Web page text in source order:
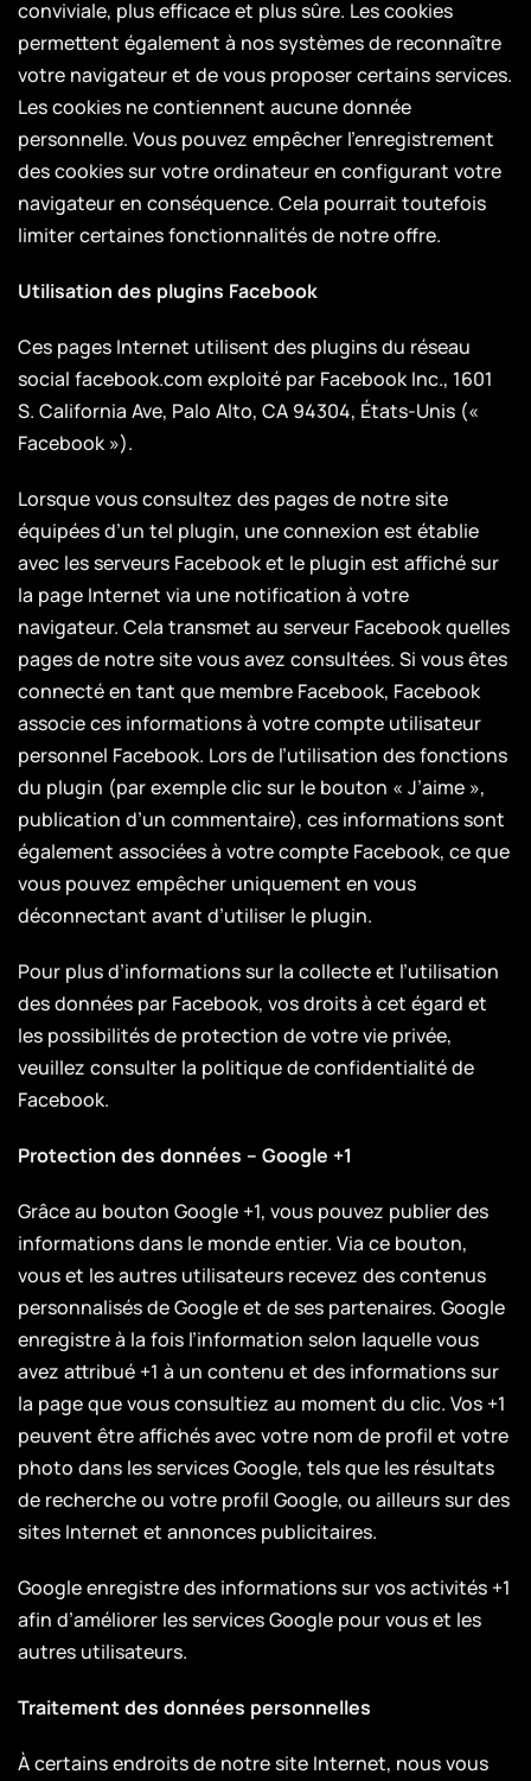
conviviale, plus efficace et plus sûre. Les cookies
permettent également à nos systèmes de reconnaître
votre navigateur et de vous proposer certains services.
Les cookies ne contiennent aucune donnée
personnelle. Vous pouvez empêcher l’enregistrement
des cookies sur votre ordinateur en configurant votre
navigateur en conséquence. Cela pourrait toutefois
limiter certaines fonctionnalités de notre offre.
Utilisation des plugins Facebook
Ces pages Internet utilisent des plugins du réseau
social facebook.com exploité par Facebook Inc., 1601
S. California Ave, Palo Alto, CA 94304, États-Unis («
Facebook »).
Lorsque vous consultez des pages de notre site
équipées d’un tel plugin, une connexion est établie
avec les serveurs Facebook et le plugin est affiché sur
la page Internet via une notification à votre
navigateur. Cela transmet au serveur Facebook quelles
pages de notre site vous avez consultées. Si vous êtes
connecté en tant que membre Facebook, Facebook
associe ces informations à votre compte utilisateur
personnel Facebook. Lors de l’utilisation des fonctions
du plugin (par exemple clic sur le bouton « J’aime »,
publication d’un commentaire), ces informations sont
également associées à votre compte Facebook, ce que
vous pouvez empêcher uniquement en vous
déconnectant avant d’utiliser le plugin.
Pour plus d’informations sur la collecte et l’utilisation
des données par Facebook, vos droits à cet égard et
les possibilités de protection de votre vie privée,
veuillez consulter la politique de confidentialité de
Facebook.
Protection des données – Google +1
Grâce au bouton Google +1, vous pouvez publier des
informations dans le monde entier. Via ce bouton,
vous et les autres utilisateurs recevez des contenus
personnalisés de Google et de ses partenaires. Google
enregistre à la fois l’information selon laquelle vous
avez attribué +1 à un contenu et des informations sur
la page que vous consultiez au moment du clic. Vos +1
peuvent être affichés avec votre nom de profil et votre
photo dans les services Google, tels que les résultats
de recherche ou votre profil Google, ou ailleurs sur des
sites Internet et annonces publicitaires.
Google enregistre des informations sur vos activités +1
afin d’améliorer les services Google pour vous et les
autres utilisateurs.
Traitement des données personnelles
À certains endroits de notre site Internet, nous vous